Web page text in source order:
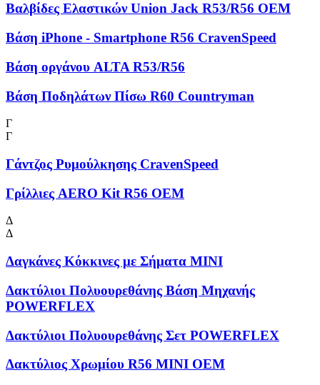
Βαλβίδες Ελαστικών Union Jack R53/R56 OEM
Βάση iPhone - Smartphone R56 CravenSpeed
Βάση οργάνου ALTA R53/R56
Βάση Ποδηλάτων Πίσω R60 Countryman
Γ
Γ
Γάντζος Ρυμούλκησης CravenSpeed
Γρίλλιες AERO Kit R56 OEM
Δ
Δ
Δαγκάνες Κόκκινες με Σήματα MINI
Δακτύλιοι Πολυουρεθάνης Βάση Μηχανής
POWERFLEX
Δακτύλιοι Πολυουρεθάνης Σετ POWERFLEX
Δακτύλιος Χρωμίου R56 MINI OEM